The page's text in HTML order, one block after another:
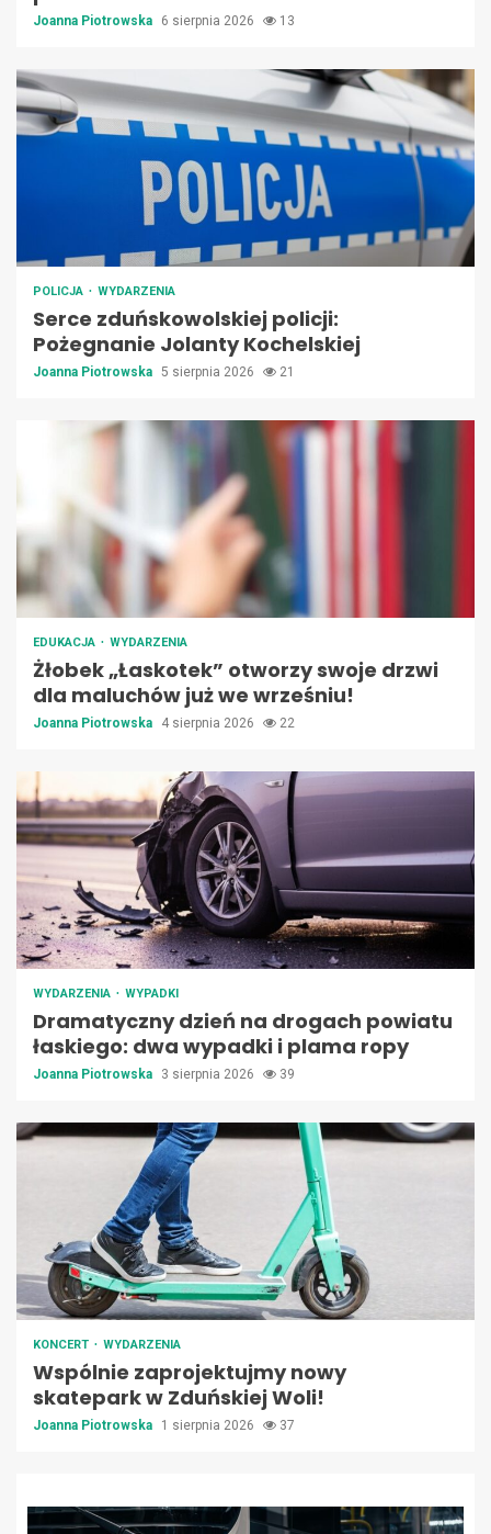
Joanna Piotrowska 6 sierpnia 2026 13
POLICJA WYDARZENIA
Serce zduńskowolskiej policji:
Pożegnanie Jolanty Kochelskiej
Joanna Piotrowska 5 sierpnia 2026 21
EDUKACJA WYDARZENIA
Żłobek „Łaskotek” otworzy swoje drzwi
dla maluchów już we wrześniu!
Joanna Piotrowska 4 sierpnia 2026 22
WYDARZENIA WYPADKI
Dramatyczny dzień na drogach powiatu
łaskiego: dwa wypadki i plama ropy
Joanna Piotrowska 3 sierpnia 2026 39
KONCERT WYDARZENIA
Wspólnie zaprojektujmy nowy
skatepark w Zduńskiej Woli!
Joanna Piotrowska 1 sierpnia 2026 37